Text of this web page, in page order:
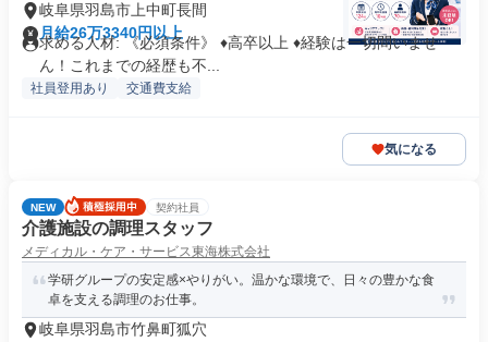
岐阜県羽島市上中町長間
月給26万3340円以上
求める人材: 《必須条件》 ♦高卒以上 ♦経験は一切問いませ
ん！これまでの経歴も不...
社員登用あり 交通費支給
気になる
NEW 契約社員
介護施設の調理スタッフ
メディカル・ケア・サービス東海株式会社
学研グループの安定感×やりがい。温かな環境で、日々の豊かな食
卓を支える調理のお仕事。
岐阜県羽島市竹鼻町狐穴